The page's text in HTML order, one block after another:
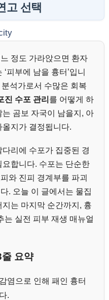
고 선택
정도 가라앉으면 환자
피부에 남을 흉터’입니
석가로서 수많은 회복
진 수포 관리 를 어떻게 하
곰보 자국이 남을지, 아
지가 결정됩니다.
리에 수포가 집중된 경
합니다. 수포는 단순한
와 진피 경계부를 파괴
. 오늘 이 글에서는 물집
는 마지막 순간까지, 흉
는 실전 피부 재생 매뉴얼
요약
염으로 인해 패인 흉터
.